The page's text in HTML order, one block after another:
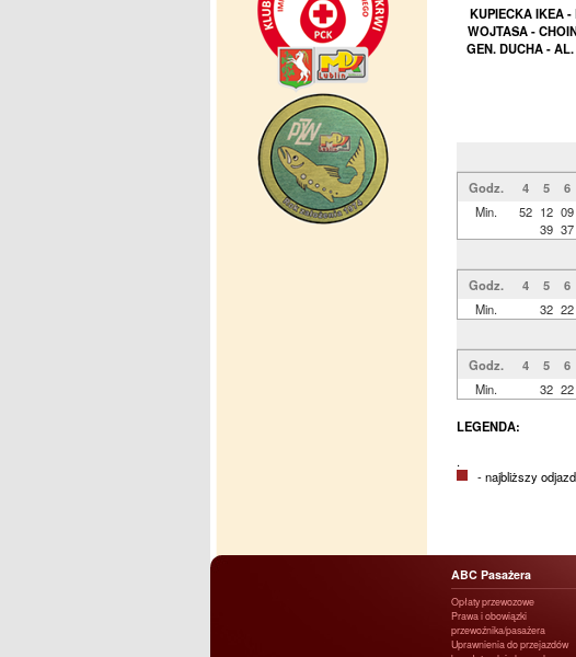
KUPIECKA IKEA
WOJTASA -
GEN. DUCHA -
Godz.
4 5 6
Min.
52 12
39
09
37
Godz.
4 5 6
Min.
32 22
Godz.
4 5 6
Min.
32 22
LEGENDA:
.
- najbliższy odjazd
ABC Pasażera
Opłaty przewozowe
Prawa i obowiązki
przewoźnika/pasażera
Uprawnienia do przejazdów